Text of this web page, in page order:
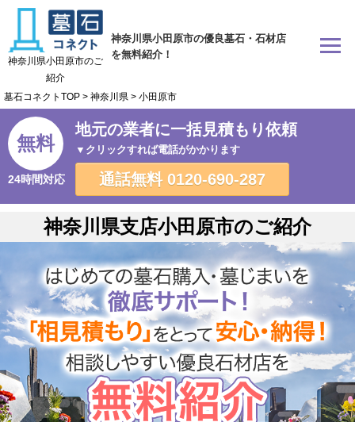
神奈川県小田原市の優良墓石・石材店
を無料紹介！
神奈川県小田原市のご
紹介
墓石コネクトTOP > 神奈川県 > 小田原市
無料
24時間対応
地元の業者に一括見積もり依頼
▼クリックすれば電話がかかります
通話無料 0120-690-287
神奈川県支店小田原市のご紹介